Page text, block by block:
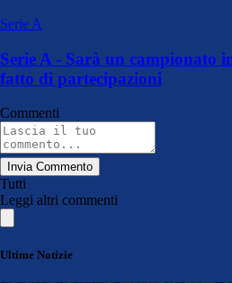
Serie A
Serie A - Sarà un campionato
fatto di partecipazioni
Commenti
Invia Commento
Tutti
Leggi altri commenti
Ultime Notizie